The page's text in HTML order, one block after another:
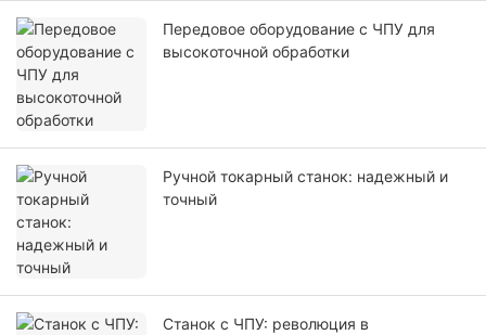
Передовое оборудование с ЧПУ для
высокоточной обработки
Ручной токарный станок: надежный и
точный
Станок с ЧПУ: революция в